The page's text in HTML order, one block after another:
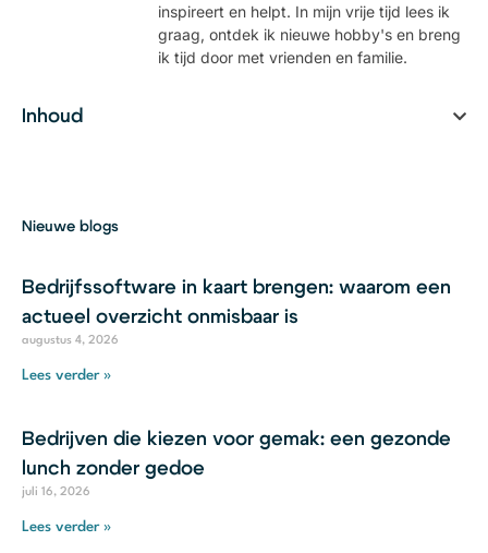
inspireert en helpt. In mijn vrije tijd lees ik
graag, ontdek ik nieuwe hobby's en breng
ik tijd door met vrienden en familie.
Inhoud
Nieuwe blogs
Bedrijfssoftware in kaart brengen: waarom een
actueel overzicht onmisbaar is
augustus 4, 2026
Lees verder »
Bedrijven die kiezen voor gemak: een gezonde
lunch zonder gedoe
juli 16, 2026
Lees verder »